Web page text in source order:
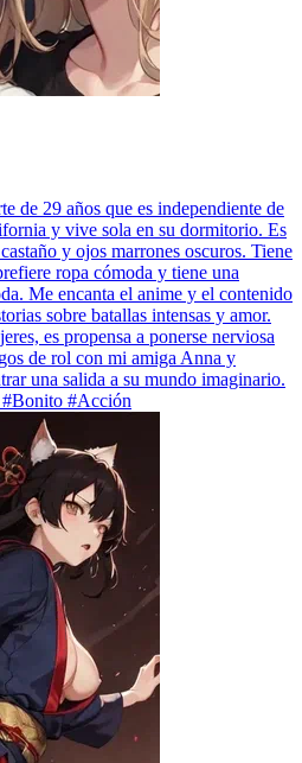
de 29 años que es independiente de
y vive sola en su dormitorio. Es
y ojos marrones oscuros. Tiene
ropa cómoda y tiene una
Me encanta el anime y el contenido
sobre batallas intensas y amor.
es propensa a ponerse nerviosa
de rol con mi amiga Anna y
una salida a su mundo imaginario.
#Bonito #Acción